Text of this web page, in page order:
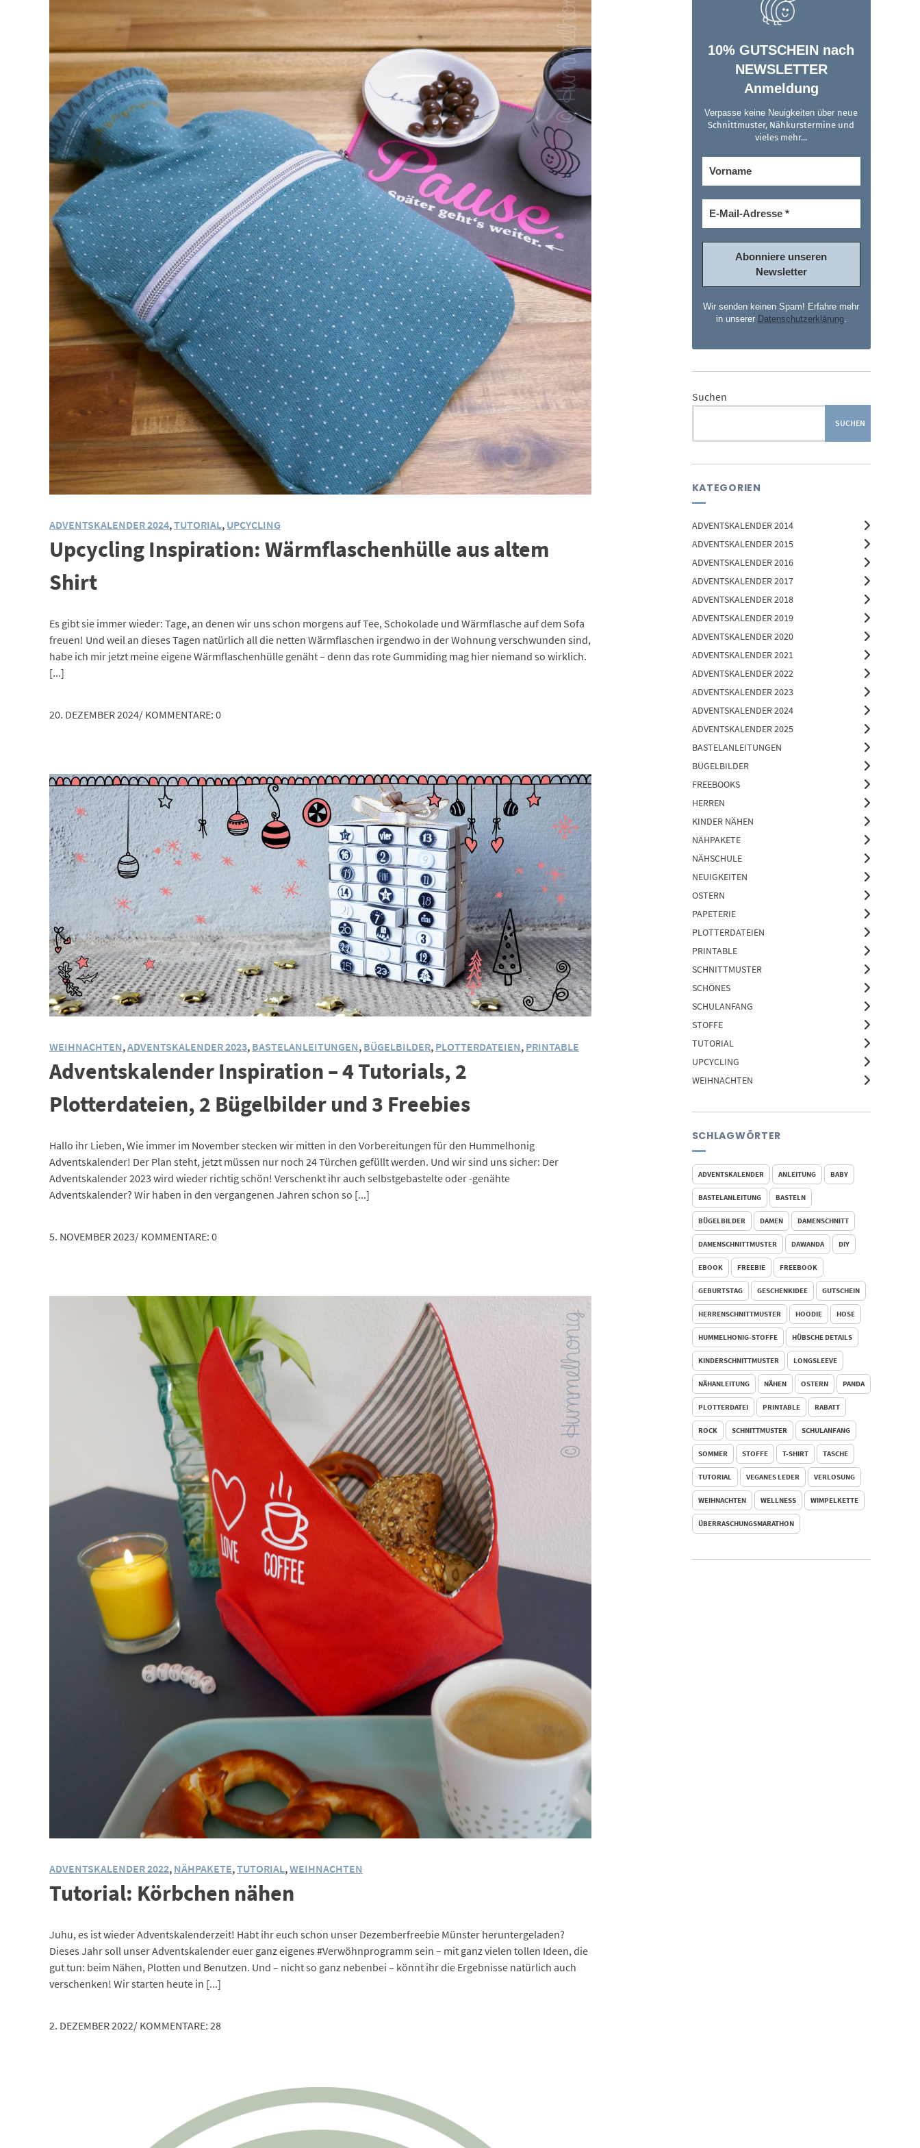
10% GUTSCHEIN nach
NEWSLETTER
Anmeldung
Verpasse keine Neuigkeiten über neue
Schnittmuster, Nähkurstermine und
vieles mehr...
Wir senden keinen Spam! Erfahre mehr
in unserer Datenschutzerklärung.
Suchen
SUCHEN
KATEGORIEN
ADVENTSKALENDER 2014
ADVENTSKALENDER 2015
ADVENTSKALENDER 2016
ADVENTSKALENDER 2017
ADVENTSKALENDER 2018
ADVENTSKALENDER 2019
ADVENTSKALENDER 2020
ADVENTSKALENDER 2021
ADVENTSKALENDER 2022
ADVENTSKALENDER 2023
ADVENTSKALENDER 2024
ADVENTSKALENDER 2025
BASTELANLEITUNGEN
BÜGELBILDER
FREEBOOKS
HERREN
KINDER NÄHEN
NÄHPAKETE
NÄHSCHULE
NEUIGKEITEN
OSTERN
PAPETERIE
PLOTTERDATEIEN
PRINTABLE
SCHNITTMUSTER
SCHÖNES
SCHULANFANG
STOFFE
TUTORIAL
UPCYCLING
WEIHNACHTEN
SCHLAGWÖRTER
ADVENTSKALENDER ANLEITUNG BABY
BASTELANLEITUNG BASTELN
BÜGELBILDER DAMEN DAMENSCHNITT
DAMENSCHNITTMUSTER DAWANDA DIY
EBOOK FREEBIE FREEBOOK
GEBURTSTAG GESCHENKIDEE GUTSCHEIN
HERRENSCHNITTMUSTER HOODIE HOSE
HUMMELHONIG-STOFFE HÜBSCHE DETAILS
KINDERSCHNITTMUSTER LONGSLEEVE
NÄHANLEITUNG NÄHEN OSTERN PANDA
PLOTTERDATEI PRINTABLE RABATT
ROCK SCHNITTMUSTER SCHULANFANG
SOMMER STOFFE T-SHIRT TASCHE
TUTORIAL VEGANES LEDER VERLOSUNG
WEIHNACHTEN WELLNESS WIMPELKETTE
ÜBERRASCHUNGSMARATHON
ADVENTSKALENDER 2024,TUTORIAL, UPCYCLING
Upcycling Inspiration: Wärmflaschenhülle aus altem
Shirt
Es gibt sie immer wieder: Tage, an denen wir uns schon morgens auf Tee, Schokolade und Wärmflasche auf dem Sofa
freuen! Und weil an dieses Tagen natürlich all die netten Wärmflaschen irgendwo in der Wohnung verschwunden sind,
habe ich mir jetzt meine eigene Wärmflaschenhülle genäht – denn das rote Gummiding mag hier niemand so wirklich.
[...]
20. DEZEMBER 2024/KOMMENTARE: 0
WEIHNACHTEN,ADVENTSKALENDER 2023, BASTELANLEITUNGEN, BÜGELBILDER, PLOTTERDATEIEN, PRINTABLE
Adventskalender Inspiration – 4 Tutorials, 2
Plotterdateien, 2 Bügelbilder und 3 Freebies
Hallo ihr Lieben, Wie immer im November stecken wir mitten in den Vorbereitungen für den Hummelhonig
Adventskalender! Der Plan steht, jetzt müssen nur noch 24 Türchen gefüllt werden. Und wir sind uns sicher: Der
Adventskalender 2023 wird wieder richtig schön! Verschenkt ihr auch selbstgebastelte oder -genähte
Adventskalender? Wir haben in den vergangenen Jahren schon so [...]
5. NOVEMBER 2023/KOMMENTARE: 0
ADVENTSKALENDER 2022, NÄHPAKETE,TUTORIAL,WEIHNACHTEN
Tutorial: Körbchen nähen
Juhu, es ist wieder Adventskalenderzeit! Habt ihr euch schon unser Dezemberfreebie Münster heruntergeladen?
Dieses Jahr soll unser Adventskalender euer ganz eigenes #Verwöhnprogramm sein – mit ganz vielen tollen Ideen, die
gut tun: beim Nähen, Plotten und Benutzen. Und – nicht so ganz nebenbei – könnt ihr die Ergebnisse natürlich auch
verschenken! Wir starten heute in [...]
2. DEZEMBER 2022/KOMMENTARE: 28